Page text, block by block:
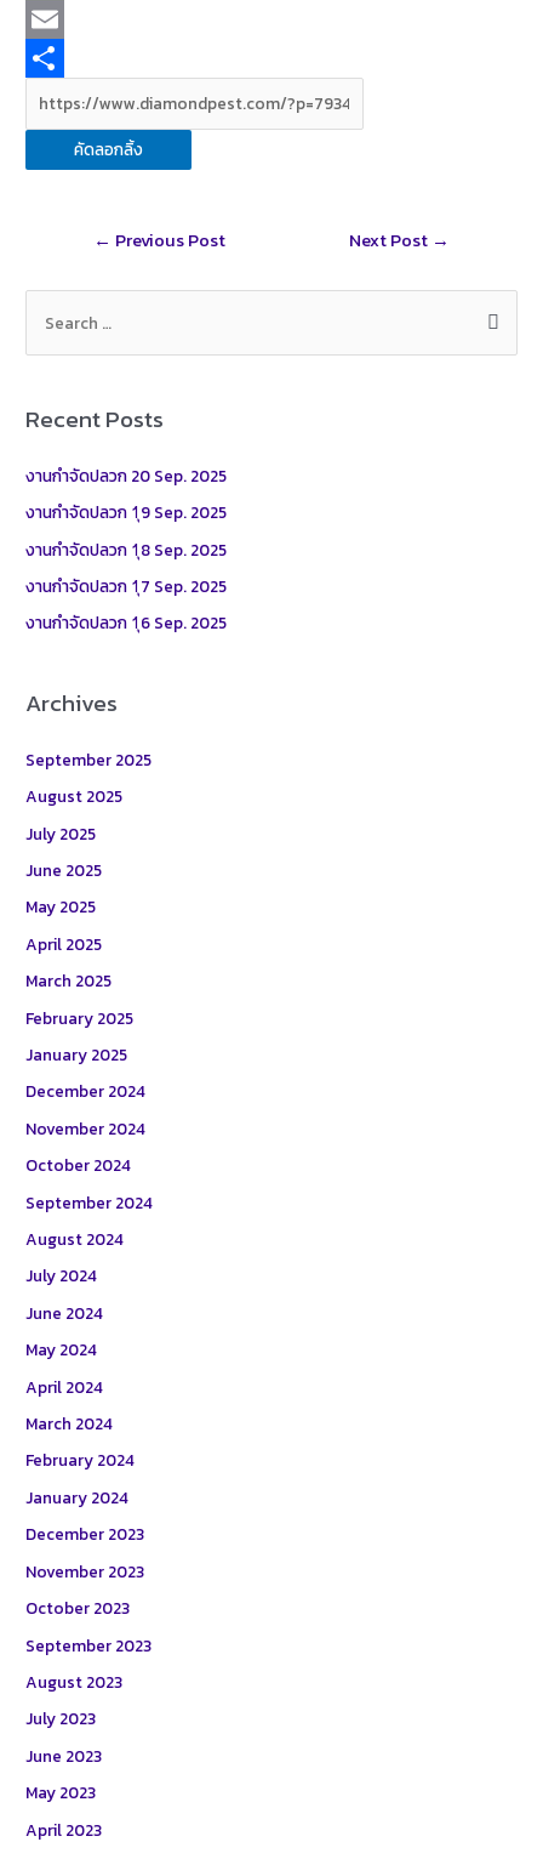
e
b
o
k
n
e
w
t
e
W
e
h
a
E
m
a
i
h
a
คัดลอกลิ้ง
← Previous Post Next Post →
h
:
Recent Posts
งานกำจัดปลวก 20 Sep. 2025
งานกำจัดปลวก 1ุ9 Sep. 2025
งานกำจัดปลวก 1ุ8 Sep. 2025
งานกำจัดปลวก 1ุ7 Sep. 2025
งานกำจัดปลวก 1ุ6 Sep. 2025
Archives
September 2025
August 2025
July 2025
June 2025
May 2025
April 2025
March 2025
February 2025
January 2025
December 2024
November 2024
October 2024
September 2024
August 2024
July 2024
June 2024
May 2024
April 2024
March 2024
February 2024
January 2024
December 2023
November 2023
October 2023
September 2023
August 2023
July 2023
June 2023
May 2023
April 2023